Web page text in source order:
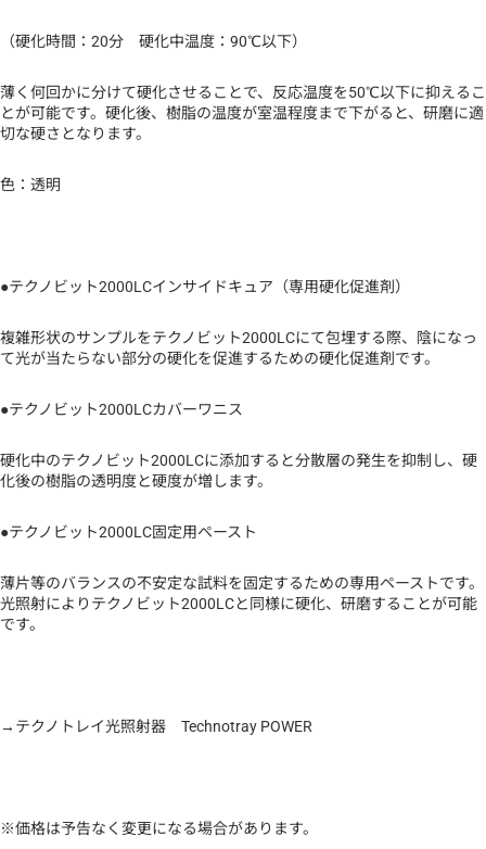
（硬化時間：20分 硬化中温度：90℃以下）
薄く何回かに分けて硬化させることで、反応温度を50℃以下に抑えるこ
とが可能です。硬化後、樹脂の温度が室温程度まで下がると、研磨に適
切な硬さとなります。
色：透明
●テクノビット2000LCインサイドキュア（専用硬化促進剤）
複雑形状のサンプルをテクノビット2000LCにて包埋する際、陰になっ
て光が当たらない部分の硬化を促進するための硬化促進剤です。
●テクノビット2000LCカバーワニス
硬化中のテクノビット2000LCに添加すると分散層の発生を抑制し、硬
化後の樹脂の透明度と硬度が増します。
●テクノビット2000LC固定用ペースト
薄片等のバランスの不安定な試料を固定するための専用ペーストです。
光照射によりテクノビット2000LCと同様に硬化、研磨することが可能
です。
→ テクノトレイ光照射器 Technotray POWER
※価格は予告なく変更になる場合があります。